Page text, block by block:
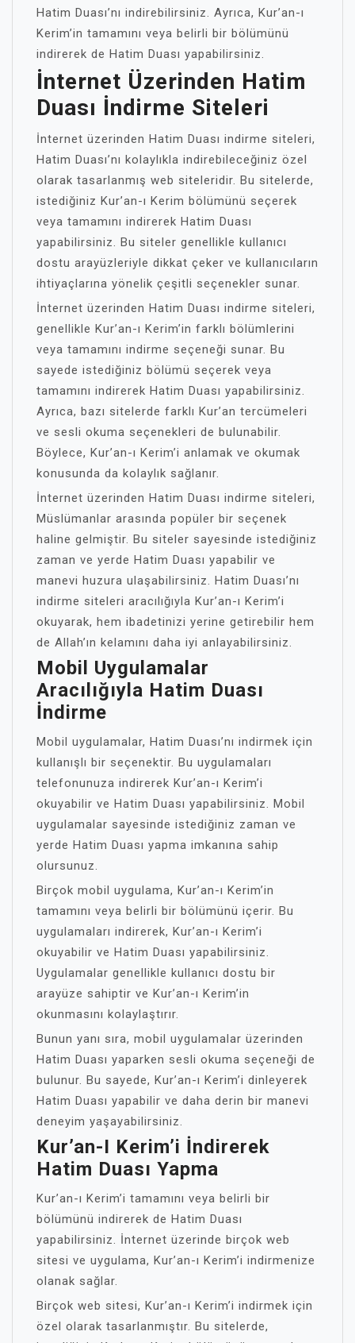
Hatim Duası’nı indirebilirsiniz. Ayrıca, Kur’an-ı
Kerim’in tamamını veya belirli bir bölümünü
indirerek de Hatim Duası yapabilirsiniz.
İnternet Üzerinden Hatim
Duası İndirme Siteleri
İnternet üzerinden Hatim Duası indirme siteleri,
Hatim Duası’nı kolaylıkla indirebileceğiniz özel
olarak tasarlanmış web siteleridir. Bu sitelerde,
istediğiniz Kur’an-ı Kerim bölümünü seçerek
veya tamamını indirerek Hatim Duası
yapabilirsiniz. Bu siteler genellikle kullanıcı
dostu arayüzleriyle dikkat çeker ve kullanıcıların
ihtiyaçlarına yönelik çeşitli seçenekler sunar.
İnternet üzerinden Hatim Duası indirme siteleri,
genellikle Kur’an-ı Kerim’in farklı bölümlerini
veya tamamını indirme seçeneği sunar. Bu
sayede istediğiniz bölümü seçerek veya
tamamını indirerek Hatim Duası yapabilirsiniz.
Ayrıca, bazı sitelerde farklı Kur’an tercümeleri
ve sesli okuma seçenekleri de bulunabilir.
Böylece, Kur’an-ı Kerim’i anlamak ve okumak
konusunda da kolaylık sağlanır.
İnternet üzerinden Hatim Duası indirme siteleri,
Müslümanlar arasında popüler bir seçenek
haline gelmiştir. Bu siteler sayesinde istediğiniz
zaman ve yerde Hatim Duası yapabilir ve
manevi huzura ulaşabilirsiniz. Hatim Duası’nı
indirme siteleri aracılığıyla Kur’an-ı Kerim’i
okuyarak, hem ibadetinizi yerine getirebilir hem
de Allah’ın kelamını daha iyi anlayabilirsiniz.
Mobil Uygulamalar
Aracılığıyla Hatim Duası
İndirme
Mobil uygulamalar, Hatim Duası’nı indirmek için
kullanışlı bir seçenektir. Bu uygulamaları
telefonunuza indirerek Kur’an-ı Kerim’i
okuyabilir ve Hatim Duası yapabilirsiniz. Mobil
uygulamalar sayesinde istediğiniz zaman ve
yerde Hatim Duası yapma imkanına sahip
olursunuz.
Birçok mobil uygulama, Kur’an-ı Kerim’in
tamamını veya belirli bir bölümünü içerir. Bu
uygulamaları indirerek, Kur’an-ı Kerim’i
okuyabilir ve Hatim Duası yapabilirsiniz.
Uygulamalar genellikle kullanıcı dostu bir
arayüze sahiptir ve Kur’an-ı Kerim’in
okunmasını kolaylaştırır.
Bunun yanı sıra, mobil uygulamalar üzerinden
Hatim Duası yaparken sesli okuma seçeneği de
bulunur. Bu sayede, Kur’an-ı Kerim’i dinleyerek
Hatim Duası yapabilir ve daha derin bir manevi
deneyim yaşayabilirsiniz.
Kur’an-I Kerim’i İndirerek
Hatim Duası Yapma
Kur’an-ı Kerim’i tamamını veya belirli bir
bölümünü indirerek de Hatim Duası
yapabilirsiniz. İnternet üzerinde birçok web
sitesi ve uygulama, Kur’an-ı Kerim’i indirmenize
olanak sağlar.
Birçok web sitesi, Kur’an-ı Kerim’i indirmek için
özel olarak tasarlanmıştır. Bu sitelerde,